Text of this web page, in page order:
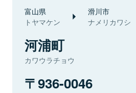
富山県
トヤマケン
滑川市
ナメリカワシ
河浦町
カワウラチョウ
936-0046